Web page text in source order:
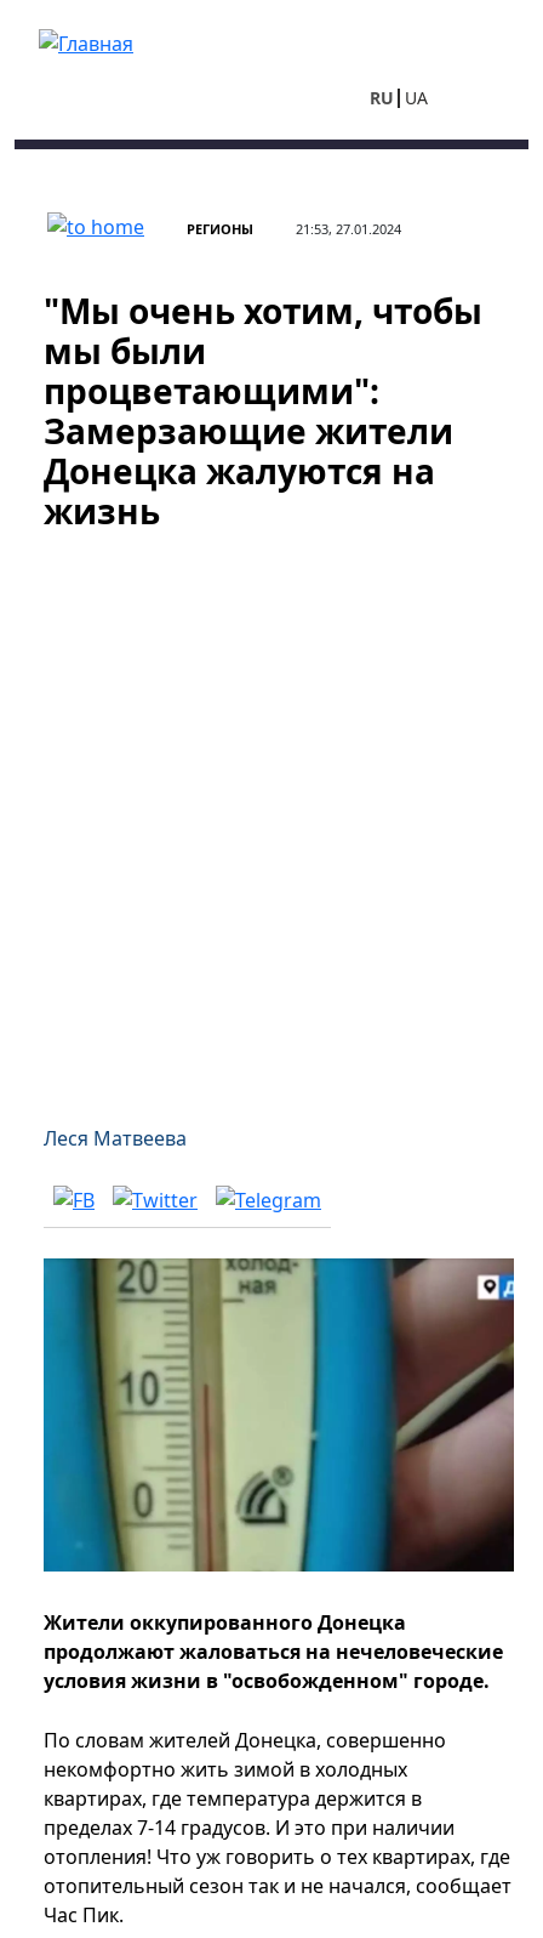
RU UA
РЕГИОНЫ 21:53, 27.01.2024
"Мы очень хотим, чтобы
мы были
процветающими":
Замерзающие жители
Донецка жалуются на
жизнь
Леся Матвеева
Жители оккупированного Донецка
продолжают жаловаться на нечеловеческие
условия жизни в "освобожденном" городе.
По словам жителей Донецка, совершенно
некомфортно жить зимой в холодных
квартирах, где температура держится в
пределах 7-14 градусов. И это при наличии
отопления! Что уж говорить о тех квартирах, где
отопительный сезон так и не начался, сообщает
Час Пик.